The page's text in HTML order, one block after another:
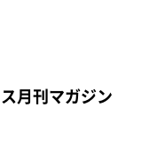
月刊マガジン